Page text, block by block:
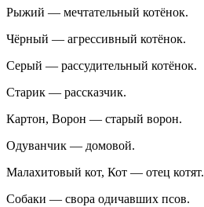
Рыжий — мечтательный котёнок.
Чёрный — агрессивный котёнок.
Серый — рассудительный котёнок.
Старик — рассказчик.
Картон, Ворон — старый ворон.
Одуванчик — домовой.
Малахитовый кот, Кот — отец котят.
Собаки — свора одичавших псов.